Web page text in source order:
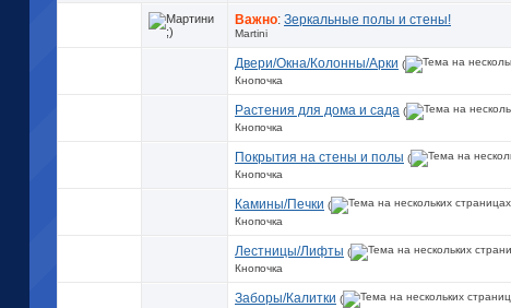
Важно: Зеркальные полы и стены!
Martini
Двери/Окна/Колонны/Арки (
Кнопочка
Растения для дома и сада (
Кнопочка
Покрытия на стены и полы (
Кнопочка
Камины/Печки (
Кнопочка
Лестницы/Лифты (
Кнопочка
Заборы/Калитки (